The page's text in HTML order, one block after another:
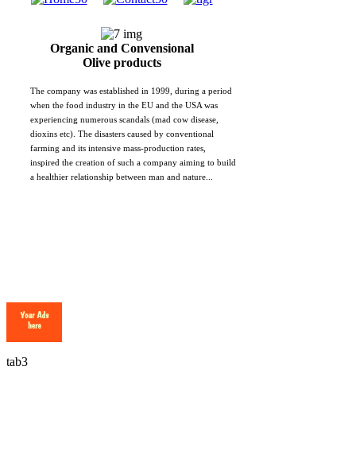
Organic and Convensional
Olive products
The company was established in 1999, during a period
when the food industry in the EU and the USA was
experiencing numerous scandals (mad cow disease,
dioxins etc). The disasters caused by conventional
farming and its intensive mass-production rates,
inspired the creation of such a company aiming to build
a healthier relationship between man and nature...
tab3